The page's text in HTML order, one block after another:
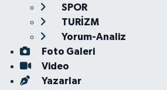
SPOR
TURİZM
Yorum-Analiz
Foto Galeri
Video
Yazarlar